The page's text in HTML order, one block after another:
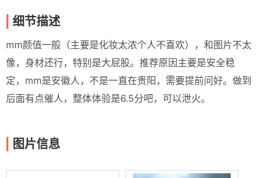
细节描述
mm颜值一般（主要是化妆太浓个人不喜欢），和图片不太
像，身材还行，特别是大屁股。推荐原因主要是安全稳
定，mm是安徽人，不是一直在贵阳，需要提前问好。做到
后面有点催人，整体体验是6.5分吧，可以泄火。
图片信息